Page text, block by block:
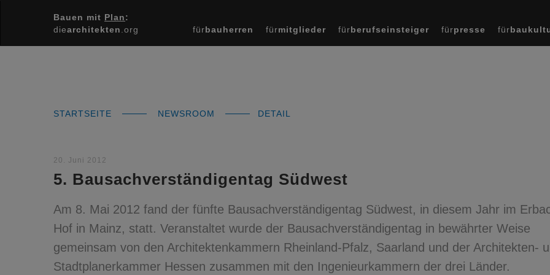
Bauen mit Plan:
diearchitekten .org fürbauherren fürmitglieder fürberufseinsteiger fürpresse für
STARTSEITE NEWSROOM DETAIL
20. Juni 2012
5. Bausachverständigentag Südwest
Am 8. Mai 2012 fand der fünfte Bausachverständigentag Südwest, in diesem Jahr im
Hof in Mainz, statt. Veranstaltet wurde der Bausachverständigentag in bewährter Weise
gemeinsam von den Architektenkammern Rheinland-Pfalz, Saarland und der Architekten-
Stadtplanerkammer Hessen zusammen mit den Ingenieurkammern der drei Länder.